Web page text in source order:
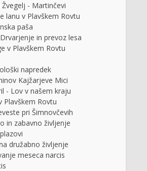
- Martinčevi
lanu v Plavškem Rovtu
paša
in prevoz lesa
v Plavškem Rovtu
napredek
Kajžarjeve Mici
- Lov v našem kraju
Plavškem Rovtu
pri Šimnovčevih
in zabavno življenje
družabno življenje
meseca narcis